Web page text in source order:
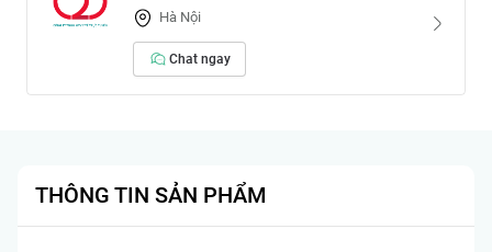
Hà Nội
Chat ngay
THÔNG TIN SẢN PHẨM